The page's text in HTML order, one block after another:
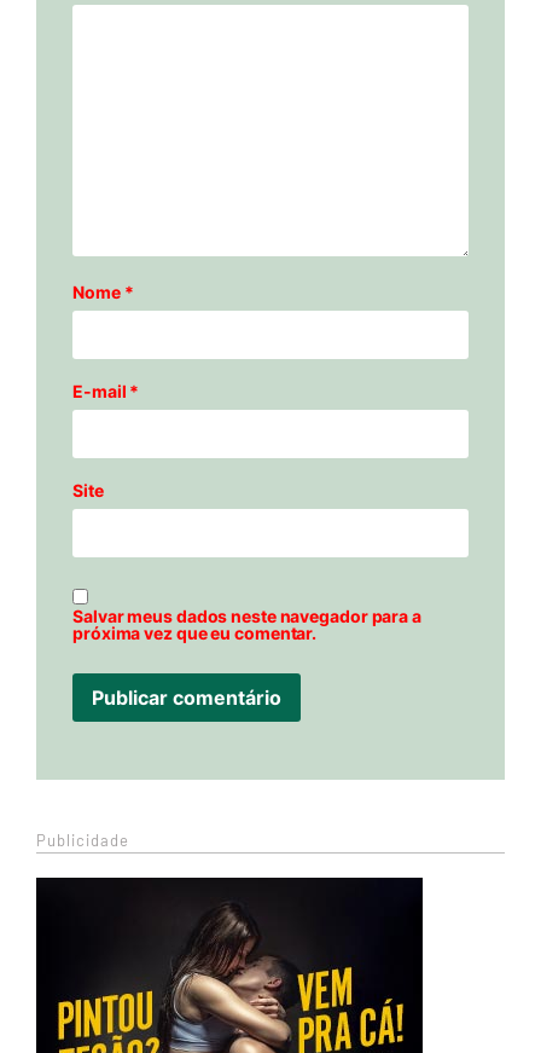
Nome *
E-mail *
Site
Salvar meus dados neste navegador para a
próxima vez que eu comentar.
Publicidade